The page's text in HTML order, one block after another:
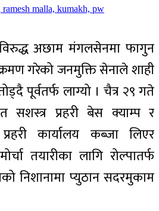
अछाम मंगलसेनमा फागुन
गरेको जनमुक्ति सेनाले शाही
पूर्वतर्फ लाग्यो । चैत्र २९ गते
सशस्त्र प्रहरी बेस क्याम्प र
कार्यालय कब्जा लिएर
तयारीका लागि रोल्पातर्फ
निशानामा प्युठान सदरमुकाम